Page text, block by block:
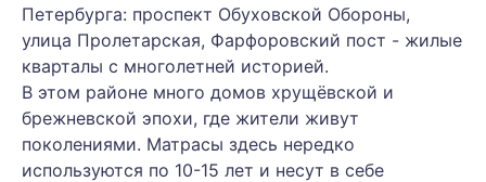
Петербурга: проспект Обуховской Обороны,
улица Пролетарская, Фарфоровский пост - жилые
кварталы с многолетней историей.
В этом районе много домов хрущёвской и
брежневской эпохи, где жители живут
поколениями. Матрасы здесь нередко
используются по 10-15 лет и несут в себе